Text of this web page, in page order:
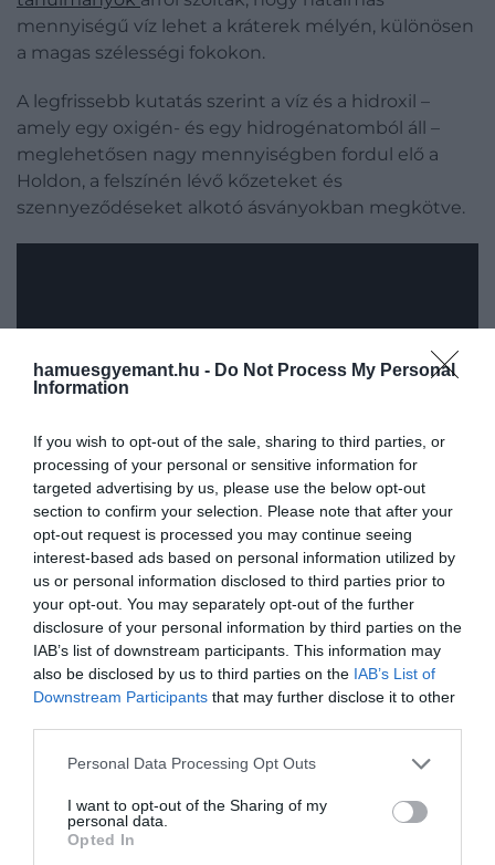
hamuesgyemant.hu - Do Not Process My Personal
Information
If you wish to opt-out of the sale, sharing to third parties, or
processing of your personal or sensitive information for
targeted advertising by us, please use the below opt-out
section to confirm your selection. Please note that after your
opt-out request is processed you may continue seeing
interest-based ads based on personal information utilized by
us or personal information disclosed to third parties prior to
your opt-out. You may separately opt-out of the further
disclosure of your personal information by third parties on the
IAB’s list of downstream participants. This information may
also be disclosed by us to third parties on the IAB’s List of
Downstream Participants that may further disclose it to other
Please note that this website/app uses one or more Google
not limited to your visit or usage behaviour. You may click to
grant or deny consent to Google and its third-party tags to
use your data for below specified purposes in below Google
Personal Data Processing Opt Outs
I want to opt-out of the Sharing of my
personal data.
Opted In
mennyiségű víz lehet a kráterek mélyén, különösen
a magas szélességi fokokon.
A legfrissebb kutatás szerint a víz és a hidroxil –
amely egy oxigén- és egy hidrogénatomból áll –
meglehetősen nagy mennyiségben fordul elő a
Holdon, a felszínén lévő kőzeteket és
szennyeződéseket alkotó ásványokban megkötve.
A kutatók a Chandrayaan-1 űrszonda Moon